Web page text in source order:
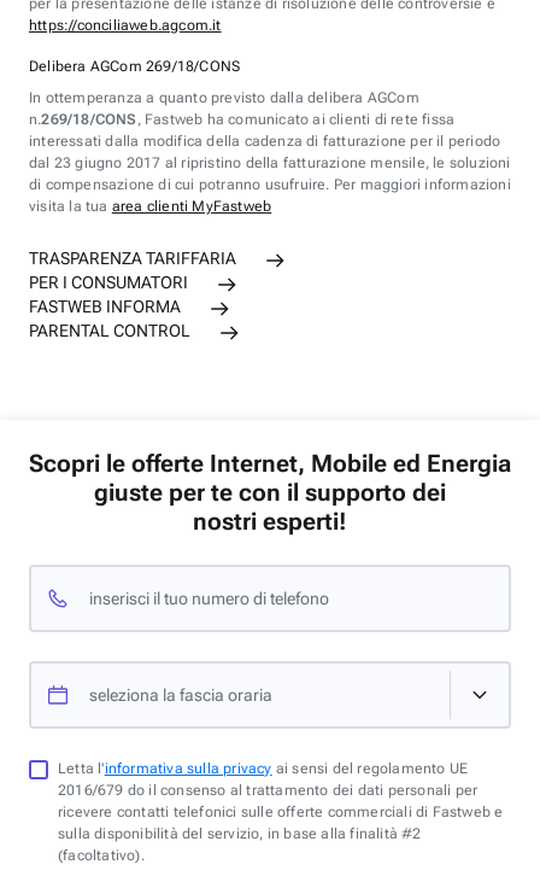
per la presentazione delle istanze di risoluzione delle controversie è
https://conciliaweb.agcom.it
Delibera AGCom 269/18/CONS
In ottemperanza a quanto previsto dalla delibera AGCom
n.269/18/CONS , Fastweb ha comunicato ai clienti di rete fissa
interessati dalla modifica della cadenza di fatturazione per il periodo
dal 23 giugno 2017 al ripristino della fatturazione mensile, le soluzioni
di compensazione di cui potranno usufruire. Per maggiori informazioni
visita la tua area clienti MyFastweb
TRASPARENZA TARIFFARIA
PER I CONSUMATORI
FASTWEB INFORMA
PARENTAL CONTROL
Scopri le offerte Internet, Mobile ed Energia
giuste per te con il supporto dei
nostri esperti!
inserisci il tuo numero di telefono
seleziona la fascia oraria
Letta l'informativa sulla privacy ai sensi del regolamento UE
2016/679 do il consenso al trattamento dei dati personali per
ricevere contatti telefonici sulle offerte commerciali di Fastweb e
sulla disponibilità del servizio, in base alla finalità #2
(facoltativo).